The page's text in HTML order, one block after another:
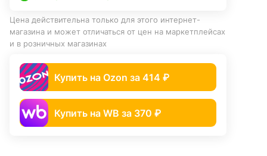
Цена действительна только для этого интернет-
магазина и может отличаться от цен на маркетплейсах
и в розничных магазинах
Купить на Ozon за 414 ₽
Купить на WB за 370 ₽